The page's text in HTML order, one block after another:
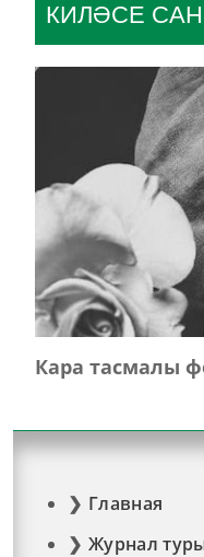
КИЛӘСЕ
Кара тасмалы
Главная
Журнал